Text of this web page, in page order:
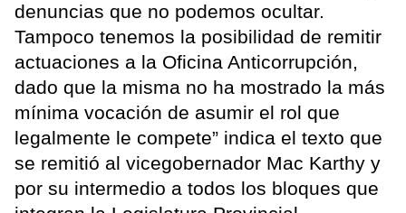
denuncias que no podemos ocultar.
Tampoco tenemos la posibilidad de remitir
actuaciones a la Oficina Anticorrupción,
dado que la misma no ha mostrado la más
mínima vocación de asumir el rol que
legalmente le compete” indica el texto que
se remitió al vicegobernador Mac Karthy y
por su intermedio a todos los bloques que